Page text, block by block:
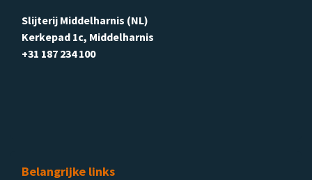
Slijterij Middelharnis (NL)
Kerkepad 1c, Middelharnis
+31 187 234 100
Belangrijke links